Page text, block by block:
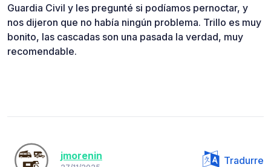
Guardia Civil y les pregunté si podíamos pernoctar, y
nos dijeron que no había ningún problema. Trillo es muy
bonito, las cascadas son una pasada la verdad, muy
recomendable.
jmorenin Tradurre